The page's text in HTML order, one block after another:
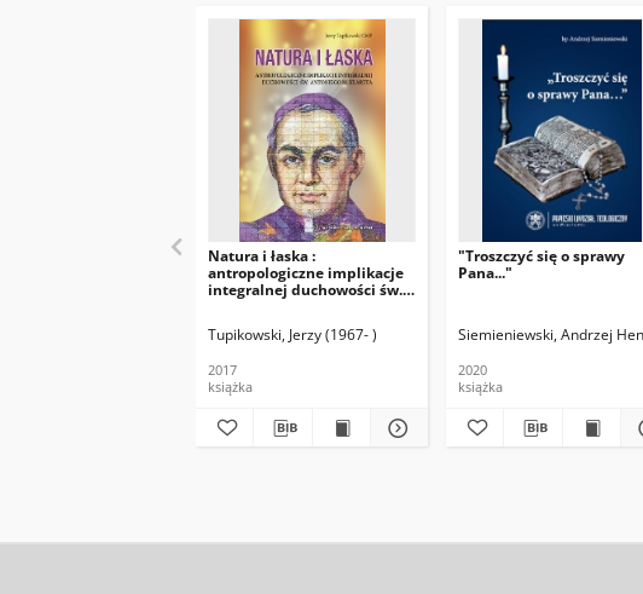
Natura i łaska :
antropologiczne implikacje
integralnej duchowości św.
Tupikowski, Jerzy (1967- )
2017
książka
"Troszczyć się o sprawy
Pana..."
Siemieniewski, Andrzej
2020
książka